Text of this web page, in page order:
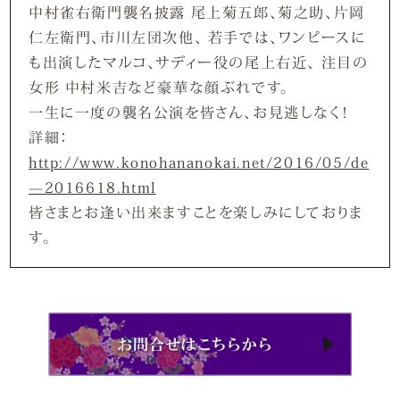
中村雀右衛門襲名披露 尾上菊五郎、菊之助、片岡
仁左衛門、市川左団次他、 若手では、ワンピースに
も出演したマルコ、サディー役の尾上右近、 注目の
女形 中村米吉など豪華な顔ぶれです。
一生に一度の襲名公演を皆さん、お見逃しなく！
詳細：
http://www.konohananokai.net/2016/05/de
—2016618.html
皆さまとお逢い出来ますことを楽しみにしておりま
す。